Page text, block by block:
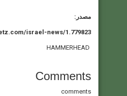
مصدر :
israel-news/1.779823
Comments
comments